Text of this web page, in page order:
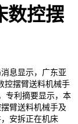
数控摆
息显示，广东亚
控摆臂送料机械手
专利摘要显示，本
臂送料机械手及
安拆正在机床